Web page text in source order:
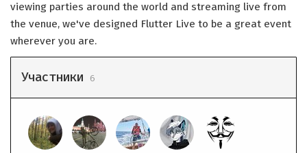
viewing parties around the world and streaming live from
the venue, we've designed Flutter Live to be a great event
wherever you are.
Участники 6